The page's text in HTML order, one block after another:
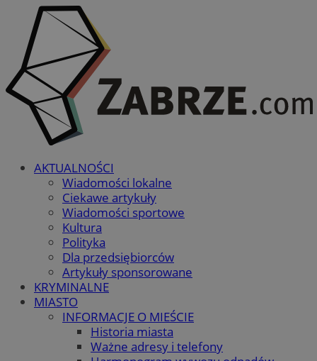
AKTUALNOŚCI
Wiadomości lokalne
Ciekawe artykuły
Wiadomości sportowe
Kultura
Polityka
Dla przedsiębiorców
Artykuły sponsorowane
KRYMINALNE
MIASTO
INFORMACJE O MIEŚCIE
Historia miasta
Ważne adresy i telefony